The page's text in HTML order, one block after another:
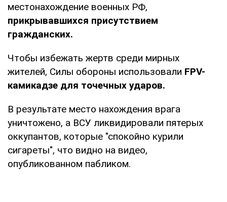
местонахождение военных РФ,
прикрывавшихся присутствием
гражданских.
Чтобы избежать жертв среди мирных
жителей, Силы обороны использовали FPV-
камикадзе для точечных ударов.
В результате место нахождения врага
уничтожено, а ВСУ ликвидировали пятерых
оккупантов, которые "спокойно курили
сигареты", что видно на видео,
опубликованном пабликом.